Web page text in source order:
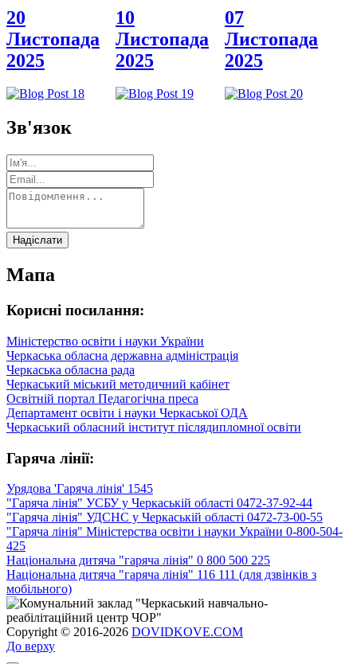
20
Листопада
2025
10
Листопада
2025
07
Листопада
2025
Зв'язок
Надіслати
Мапа
Корисні посилання:
Міністерство освіти і науки України
Черкаська обласна державна адміністрація
Черкаська обласна рада
Черкаський міський методичний кабінет
Освітній портал Педагогічна преса
Департамент освіти і науки Черкаської ОДА
Черкаський обласний інститут післядипломної освіти
Гаряча лінії:
Урядова 'Гаряча лінія' 1545
"Гаряча лінія" УСБУ у Черкаській області 0472-37-92-44
"Гаряча лінія" УДСНС у Черкаській області 0472-73-00-55
"Гаряча лінія" Міністерства освіти і науки України 0-800-504-
425
Національна дитяча "гаряча лінія" 0 800 500 225
Національна дитяча "гаряча лінія" 116 111 (для дзвінків з
мобільного)
Copyright © 2016-2026 DOVIDKOVE.COM
До верху